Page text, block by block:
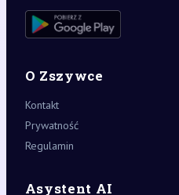
O Zszywce
Kontakt
Prywatność
Regulamin
Asystent AI